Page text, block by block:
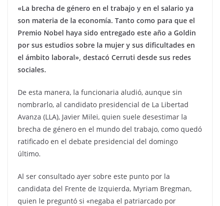
«La brecha de género en el trabajo y en el salario ya
son materia de la economía. Tanto como para que el
Premio Nobel haya sido entregado este año a Goldin
por sus estudios sobre la mujer y sus dificultades en
el ámbito laboral», destacó Cerruti desde sus redes
sociales.
De esta manera, la funcionaria aludió, aunque sin
nombrarlo, al candidato presidencial de La Libertad
Avanza (LLA), Javier Milei, quien suele desestimar la
brecha de género en el mundo del trabajo, como quedó
ratificado en el debate presidencial del domingo
último.
Al ser consultado ayer sobre este punto por la
candidata del Frente de Izquierda, Myriam Bregman,
quien le preguntó si «negaba el patriarcado por